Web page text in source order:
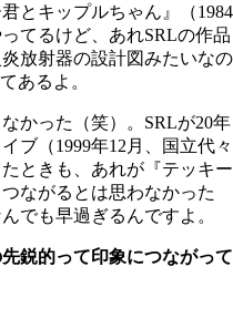
とキップルちゃん』（1984
てるけど、あれSRLの作品
放射器の設計図みたいなの
あるよ。
かった（笑）。SRLが20年
ブ（1999年12月、国立代々
ときも、あれが『テッキー
ながるとは思わなかった
でも早過ぎるんですよ。
鋭的って印象につながって